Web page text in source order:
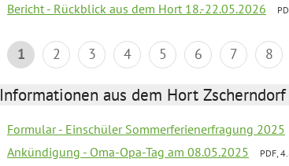
Bericht - Rückblick aus dem Hort 18.-22.05.2026
1 2 3 4 5 6 7 8
Informationen aus dem Hort Zscherndorf
Formular - Einschüler Sommerferienerfragung 2025
Ankündigung - Oma-Opa-Tag am 08.05.2025 PDF,